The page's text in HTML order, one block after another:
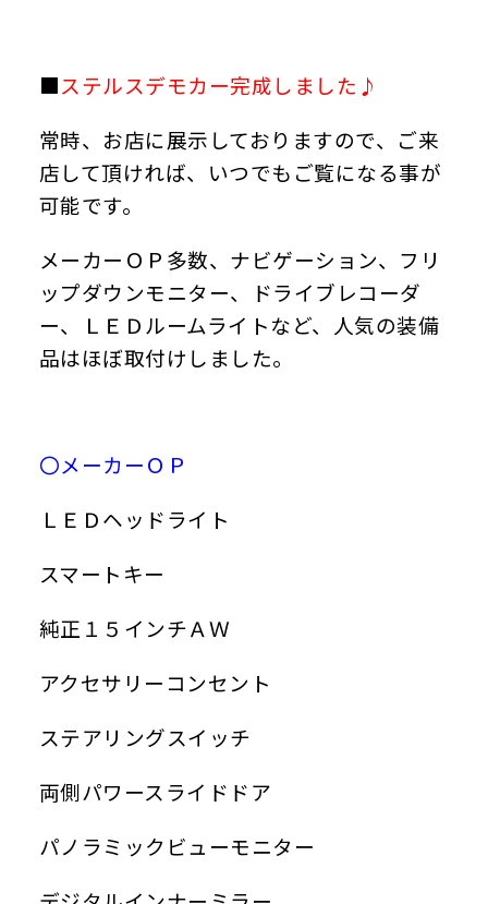
■ステルスデモカー完成しました♪
常時、お店に展示しておりますので、ご来
店して頂ければ、いつでもご覧になる事が
可能です。
メーカーＯＰ多数、ナビゲーション、フリ
ップダウンモニター、ドライブレコーダ
ー、ＬＥＤルームライトなど、人気の装備
品はほぼ取付けしました。
〇メーカーＯＰ
ＬＥＤヘッドライト
スマートキー
純正１５インチＡＷ
アクセサリーコンセント
ステアリングスイッチ
両側パワースライドドア
パノラミックビューモニター